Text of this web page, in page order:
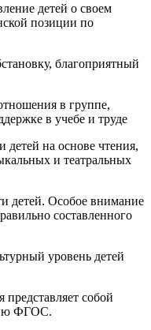
детей о своем
позиции по
благоприятный
в группе,
в учебе и труде
детей на основе чтения,
и театральных
детей. Особое внимание
составленного
уровень детей
собой
ФГОС.